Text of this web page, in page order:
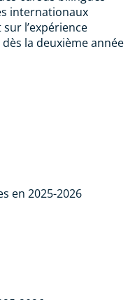
internationaux
l’expérience
la deuxième année
en 2025-2026